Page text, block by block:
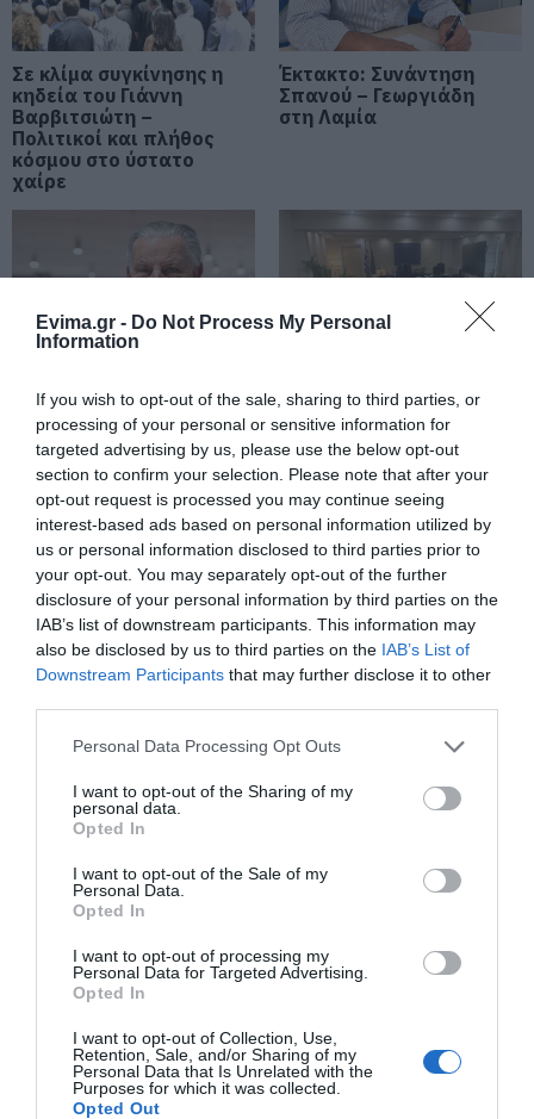
Evima.gr - Do Not Process My Personal
Information
If you wish to opt-out of the sale, sharing to third parties, or
processing of your personal or sensitive information for
targeted advertising by us, please use the below opt-out
section to confirm your selection. Please note that after your
opt-out request is processed you may continue seeing
interest-based ads based on personal information utilized by
us or personal information disclosed to third parties prior to
your opt-out. You may separately opt-out of the further
disclosure of your personal information by third parties on the
IAB’s list of downstream participants. This information may
also be disclosed by us to third parties on the IAB’s List of
Downstream Participants that may further disclose it to other
Please note that this website/app uses one or more Google
not limited to your visit or usage behaviour. You may click to
grant or deny consent to Google and its third-party tags to
use your data for below specified purposes in below Google
consent section.
Personal Data Processing Opt Outs
I want to opt-out of the Sharing of my
personal data.
Opted In
I want to opt-out of the Sale of my
Personal Data.
Opted In
I want to opt-out of processing my
Personal Data for Targeted Advertising.
Opted In
I want to opt-out of Collection, Use,
Retention, Sale, and/or Sharing of my
Personal Data that Is Unrelated with the
Purposes for which it was collected.
Opted Out
– Νέο ασθενοφόρο στον τομέα
05.08.2026 | 22:00
Κοριτσάκι βρέθηκε μόνο στους
δρόμους – Χειροπέδες στον
25χρονο πατέρα του
05.08.2026 | 21:40
Απάτη-σοκ στην Εύβοια: «Βγάλτε
τα χρυσαφικά στο μπαλκόνι» –
Έχασε 9.500 ευρώ και κοσμήματα
Σοκ σε επαρχιακό δρόμο: Οδηγός
πάνω σε στροφή (βίντεο)
05.08.2026 | 21:00
Φωτιά σε λεωφορείο στην Εύβοια
05.08.2026 | 20:39
Σε κλίμα συγκίνησης η
κηδεία του Γιάννη
Βαρβιτσιώτη –
Πολιτικοί και πλήθος
κόσμου στο ύστατο
χαίρε
Έκτακτο: Συνάντηση
Σπανού – Γεωργιάδη
στη Λαμία
Σήμερα το τελευταίο
αντίο στον Ιωάννη
Βαρβιτσιώτη
Σίμος Κεδίκογλου:
Στήριξη του κλάδου
των μεταφορών με
μείωση του
λειτουργικού κόστους